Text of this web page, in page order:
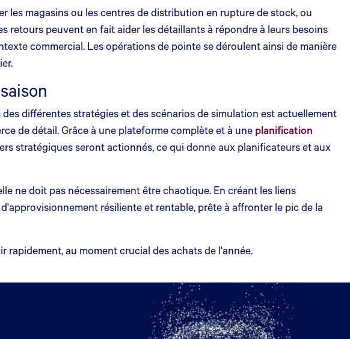
magasins ou les centres de distribution en rupture de stock, ou
retours peuvent en fait aider les détaillants à répondre à leurs besoins
commercial. Les opérations de pointe se déroulent ainsi de manière
différentes stratégies et des scénarios de simulation est actuellement
de détail. Grâce à une plateforme complète et à une planification
stratégiques seront actionnés, ce qui donne aux planificateurs et aux
ne doit pas nécessairement être chaotique. En créant les liens
résiliente et rentable, prête à affronter le pic de la
au moment crucial des achats de l'année.